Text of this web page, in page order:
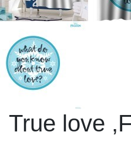
True love